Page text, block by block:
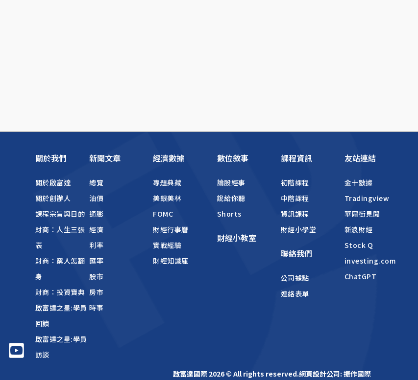
關於我們
關於啟富達
關於創辦人
課程宗旨與目的
財商：人生三張
表
財商：窮人怎翻
身
財商：投資寶典
啟富達之星:學員
回饋
啟富達之星:學員
訪談
新聞文章
總覽
油價
通膨
經濟
利率
匯率
股市
房市
時事
經濟數據
專題典藏
美銀美林
FOMC
財經行事曆
實戰經驗
財經知識庫
數位敘事
論股經事
說給你聽
Shorts
財經小教室
課程資訊
初階課程
中階課程
資訊課程
財經小學堂
聯絡我們
公司據點
連絡表單
友站連結
金十數據
Tradingview
華爾街見聞
新浪財經
Stock Q
investing.com
ChatGPT
啟富達國際 2026 © All rights reserved.網頁設計公司: 振作國際